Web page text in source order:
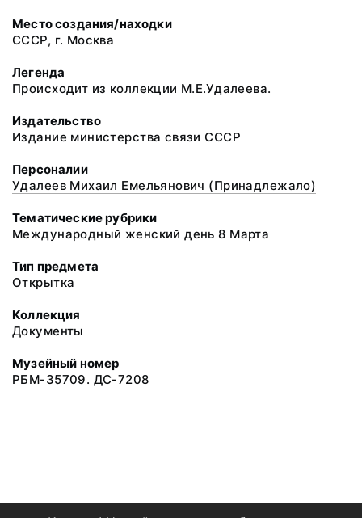
Место создания/находки
СССР, г. Москва
Легенда
Происходит из коллекции М.Е.Удалеева.
Издательство
Издание министерства связи СССР
Персоналии
Удалеев Михаил Емельянович (Принадлежало)
Тематические рубрики
Международный женский день 8 Марта
Тип предмета
Открытка
Коллекция
Документы
Музейный номер
РБМ-35709. ДС-7208